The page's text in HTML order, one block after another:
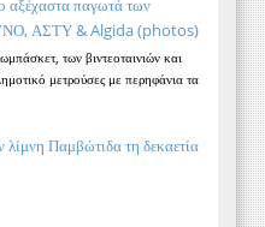
αξέχαστα παγωτά των
ΑΣΤΥ & Algida (photos)
των βιντεοταινιών και
μετρούσες με περηφάνια τα
λίμνη Παμβώτιδα τη δεκαετία